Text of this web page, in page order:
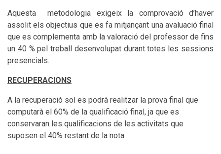
Aquesta metodologia exigeix la comprovació d’haver
assolit els objectius que es fa mitjançant una avaluació final
que es complementa amb la valoració del professor de fins
un 40 % pel treball desenvolupat durant totes les sessions
presencials.
RECUPERACIONS
A la recuperació sol es podrà realitzar la prova final que
computarà el 60% de la qualificació final, ja que es
conservaran les qualificacions de les activitats que
suposen el 40% restant de la nota.